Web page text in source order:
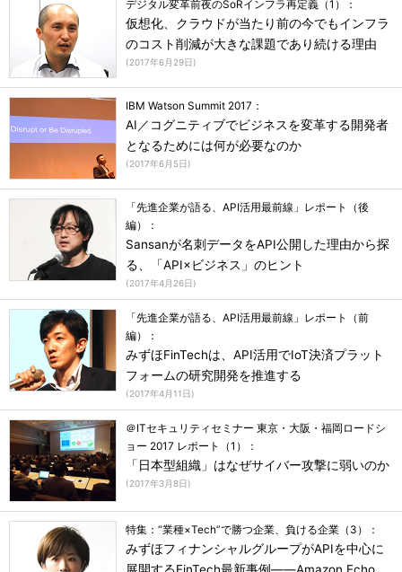
デジタル変革前夜のSoRインフラ再定義（1）：
仮想化、クラウドが当たり前の今でもインフラ
のコスト削減が大きな課題であり続ける理由
(2017年6月29日)
IBM Watson Summit 2017：
AI／コグニティブでビジネスを変革する開発者
となるためには何が必要なのか
(2017年6月5日)
「先進企業が語る、API活用最前線」レポート（後
編）：
Sansanが名刺データをAPI公開した理由から探
る、「API×ビジネス」のヒント
(2017年4月26日)
「先進企業が語る、API活用最前線」レポート（前
編）：
みずほFinTechは、API活用でIoT決済プラット
フォームの研究開発を推進する
(2017年4月11日)
＠ITセキュリティセミナー 東京・大阪・福岡ロードシ
ョー 2017 レポート（1）：
「日本型組織」はなぜサイバー攻撃に弱いのか
(2017年3月8日)
特集：“業種×Tech”で勝つ企業、負ける企業（3）：
みずほフィナンシャルグループがAPIを中心に